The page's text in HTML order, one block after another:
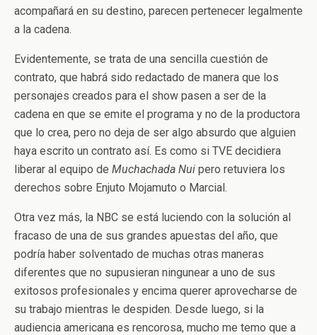
acompañará en su destino, parecen pertenecer legalmente
a la cadena.
Evidentemente, se trata de una sencilla cuestión de
contrato, que habrá sido redactado de manera que los
personajes creados para el show pasen a ser de la
cadena en que se emite el programa y no de la productora
que lo crea, pero no deja de ser algo absurdo que alguien
haya escrito un contrato así. Es como si TVE decidiera
liberar al equipo de Muchachada Nui pero retuviera los
derechos sobre Enjuto Mojamuto o Marcial.
Otra vez más, la NBC se está luciendo con la solución al
fracaso de una de sus grandes apuestas del año, que
podría haber solventado de muchas otras maneras
diferentes que no supusieran ningunear a uno de sus
exitosos profesionales y encima querer aprovecharse de
su trabajo mientras le despiden. Desde luego, si la
audiencia americana es rencorosa, mucho me temo que a